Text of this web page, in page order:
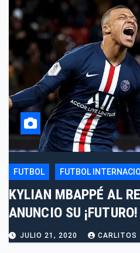
FUTBOL FUTBOL
KYLIAN MBAPPÉ AL
ANUNCIO SU ¡FUTURO!
JULIO 21, 2020 CARLITOS